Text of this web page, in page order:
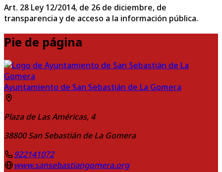
Art. 28 Ley 12/2014, de 26 de diciembre, de
transparencia y de acceso a la información pública.
Pie de página
Ayuntamiento de San Sebastián de La Gomera
Plaza de Las Américas, 4
38800 San Sebastián de La Gomera
922141072
www.sansebastiangomera.org